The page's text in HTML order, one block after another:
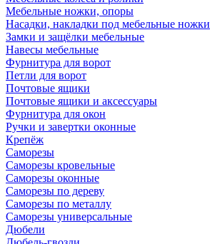
Мебельные ножки, опоры
Насадки, накладки под мебельные ножки
Замки и защёлки мебельные
Навесы мебельные
Фурнитура для ворот
Петли для ворот
Почтовые ящики
Почтовые ящики и аксессуары
Фурнитура для окон
Ручки и завертки оконные
Крепёж
Саморезы
Саморезы кровельные
Саморезы оконные
Саморезы по дереву
Саморезы по металлу
Саморезы универсальные
Дюбели